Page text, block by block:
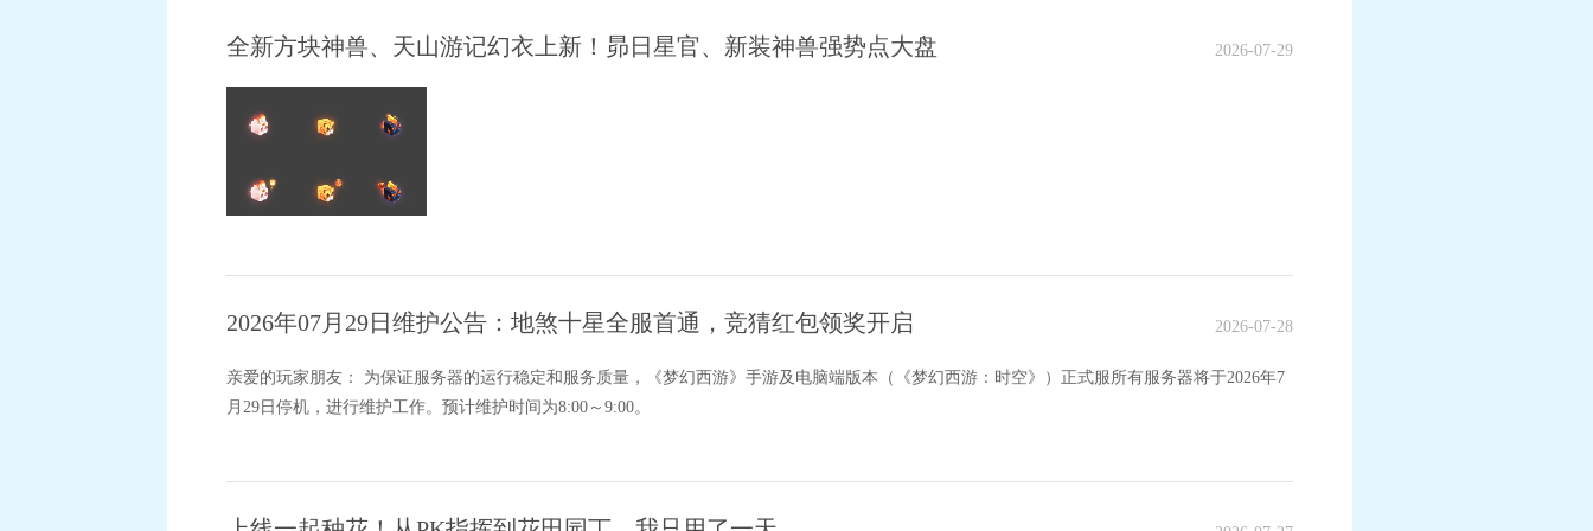
全新方块神兽、天山游记幻衣上新！昴日星官、新装神兽强势点大盘 2026-07-29
2026年07月29日维护公告：地煞十星全服首通，竞猜红包领奖开启 2026-07-28
亲爱的玩家朋友： 为保证服务器的运行稳定和服务质量，《梦幻西游》手游及电脑端版本（《梦幻西游：时空》）正式服所有服务器将于2026年7
月29日停机，进行维护工作。预计维护时间为8:00～9:00。